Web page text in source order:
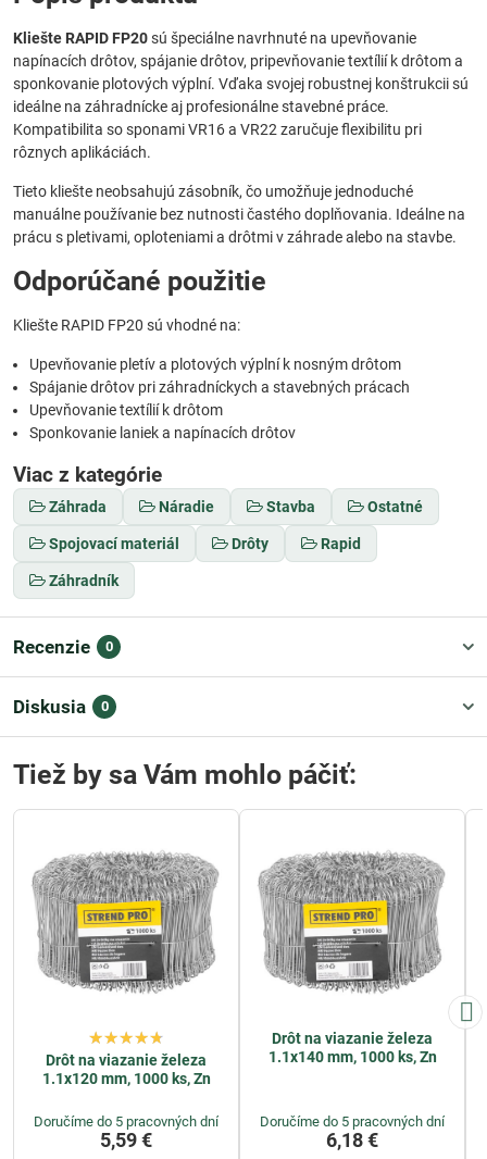
Kliešte RAPID FP20sú špeciálne navrhnuté na upevňovanie
napínacích drôtov, spájanie drôtov, pripevňovanie textílií k drôtom a
sponkovanie plotových výplní. Vďaka svojej robustnej konštrukcii sú
ideálne na záhradnícke aj profesionálne stavebné práce.
Kompatibilita so sponami VR16 a VR22 zaručuje flexibilitu pri
rôznych aplikáciách.
Tieto kliešte neobsahujú zásobník, čo umožňuje jednoduché
manuálne používanie bez nutnosti častého doplňovania. Ideálne na
prácu s pletivami, oploteniami a drôtmi v záhrade alebo na stavbe.
Odporúčané použitie
Kliešte RAPID FP20 sú vhodné na:
Upevňovanie pletív a plotových výplní k nosným drôtom
Spájanie drôtov pri záhradníckych a stavebných prácach
Upevňovanie textílií k drôtom
Sponkovanie laniek a napínacích drôtov
Viac z kategórie
Záhrada Náradie Stavba Ostatné
Spojovací materiál Drôty Rapid
Záhradník
Recenzie 0
Diskusia 0
Tiež by sa Vám mohlo páčiť:
Drôt na viazanie železa
1.1x120 mm, 1000 ks, Zn
Doručíme do 5 pracovných dní
5,59 €
Drôt na viazanie železa
1.1x140 mm, 1000 ks, Zn
Doručíme do 5 pracovných dní
6,18 €